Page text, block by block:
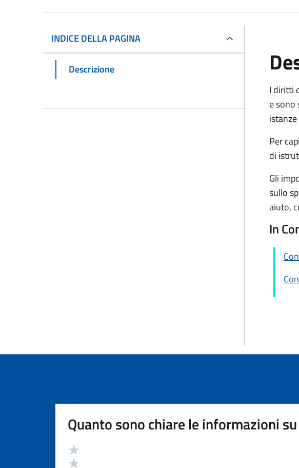
INDICE DELLA PAGINA
Descrizione
I diritti
e
Per
di
Gli
sullo
aiuto,
In
Quanto sono chiare le informazioni
Valutazione